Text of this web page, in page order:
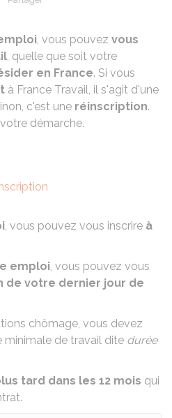
, vous pouvez vous
, quelle que soit votre
en France. Si vous
à France Travail, il s'agit d'une
c'est une réinscription.
démarche.
, vous pouvez vous inscrire à
emploi, vous pouvez vous
de votre dernier jour de
chômage, vous devez
minimale de travail dite durée
tard dans les 12 mois qui